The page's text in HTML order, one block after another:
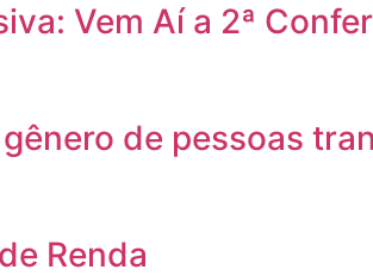
Vem Aí a 2ª
de pessoas
Renda